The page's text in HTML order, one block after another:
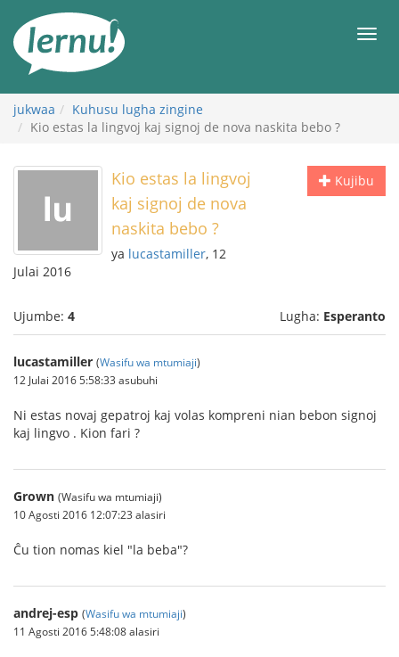
maudhui
jukwaa
Kuhusu lugha zingine
Kio estas la lingvoj kaj signoj de nova naskita bebo ?
Kujibu
Kio estas la lingvoj
kaj signoj de nova
naskita bebo ?
ya lucastamiller, 12
Julai 2016
Ujumbe: 4 Lugha: Esperanto
lucastamiller (Wasifu wa mtumiaji)
12 Julai 2016 5:58:33 asubuhi
Ni estas novaj gepatroj kaj volas kompreni nian bebon signoj
kaj lingvo . Kion fari ?
Grown (Wasifu wa mtumiaji)
10 Agosti 2016 12:07:23 alasiri
Ĉu tion nomas kiel "la beba"?
andrej-esp (Wasifu wa mtumiaji)
11 Agosti 2016 5:48:08 alasiri